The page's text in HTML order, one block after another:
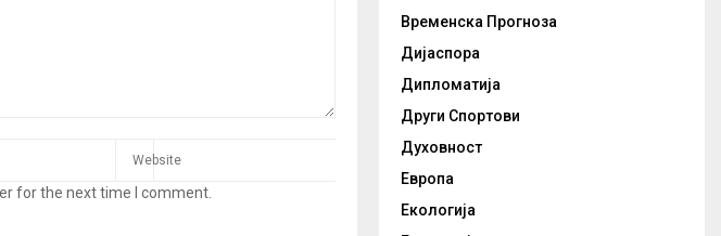
for the next time I comment.
Временска Прогноза
Дијаспора
Дипломатија
Други Спортови
Духовност
Европа
Екологија